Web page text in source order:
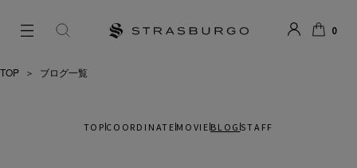
る
0
TOP ＞ ブログ一覧
TOP COORDINATE MOVIE BLOG STAFF